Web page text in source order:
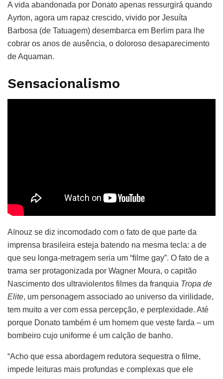
A vida abandonada por Donato apenas ressurgirá quando
Ayrton, agora um rapaz crescido, vivido por Jesuíta
Barbosa (de Tatuagem) desembarca em Berlim para lhe
cobrar os anos de ausência, o doloroso desaparecimento
de Aquaman.
Sensacionalismo
Aïnouz se diz incomodado com o fato de que parte da
imprensa brasileira esteja batendo na mesma tecla: a de
que seu longa-metragem seria um “filme gay”. O fato de a
trama ser protagonizada por Wagner Moura, o capitão
Nascimento dos ultraviolentos filmes da franquia Tropa de
Elite, um personagem associado ao universo da virilidade,
tem muito a ver com essa percepção, e perplexidade. Até
porque Donato também é um homem que veste farda – um
bombeiro cujo uniforme é um calção de banho.
“Acho que essa abordagem redutora sequestra o filme,
impede leituras mais profundas e complexas que ele